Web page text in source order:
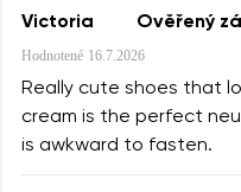
Victoria Ověřený
Hodnotené 16.7.2026
Really cute shoes that
cream is the perfect
is awkward to fasten.